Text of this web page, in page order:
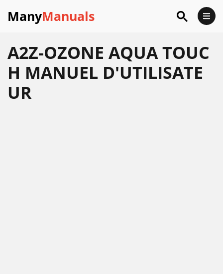
ManyManuals
A2Z-OZONE AQUA TOUC
H MANUEL D'UTILISATE
UR